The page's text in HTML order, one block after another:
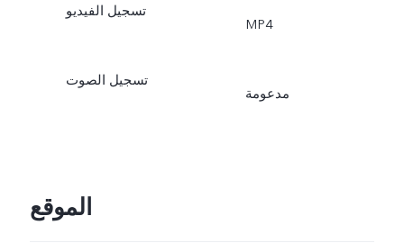
تسجيل الفيديو
MP4
تسجيل الصوت
مدعومة
الموقع